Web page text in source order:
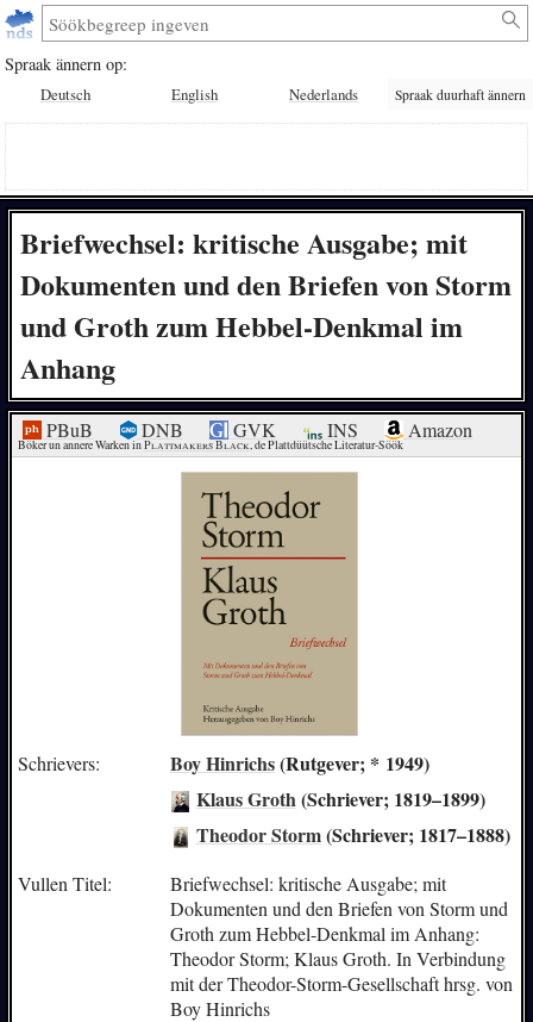
Spraak ännern op:
Deutsch English Nederlands Spraak duurhaft ännern
Briefwechsel: kritische Ausgabe; mit
Dokumenten und den Briefen von Storm
und Groth zum Hebbel-Denkmal im
Anhang
PBuB DNB GVK INS Amazon
Böker un annere Warken in Plattmakers Black, de Plattdüütsche Literatur-Söök
Schrievers: Boy Hinrichs(Rutgever; * 1949)
Klaus Groth (Schriever; 1819–1899)
Theodor Storm(Schriever; 1817–1888)
Vullen Titel:
Briefwechsel: kritische Ausgabe; mit
Dokumenten und den Briefen von Storm und
Groth zum Hebbel-Denkmal im Anhang:
Theodor Storm; Klaus Groth. In Verbindung
mit der Theodor-Storm-Gesellschaft hrsg. von
Boy Hinrichs